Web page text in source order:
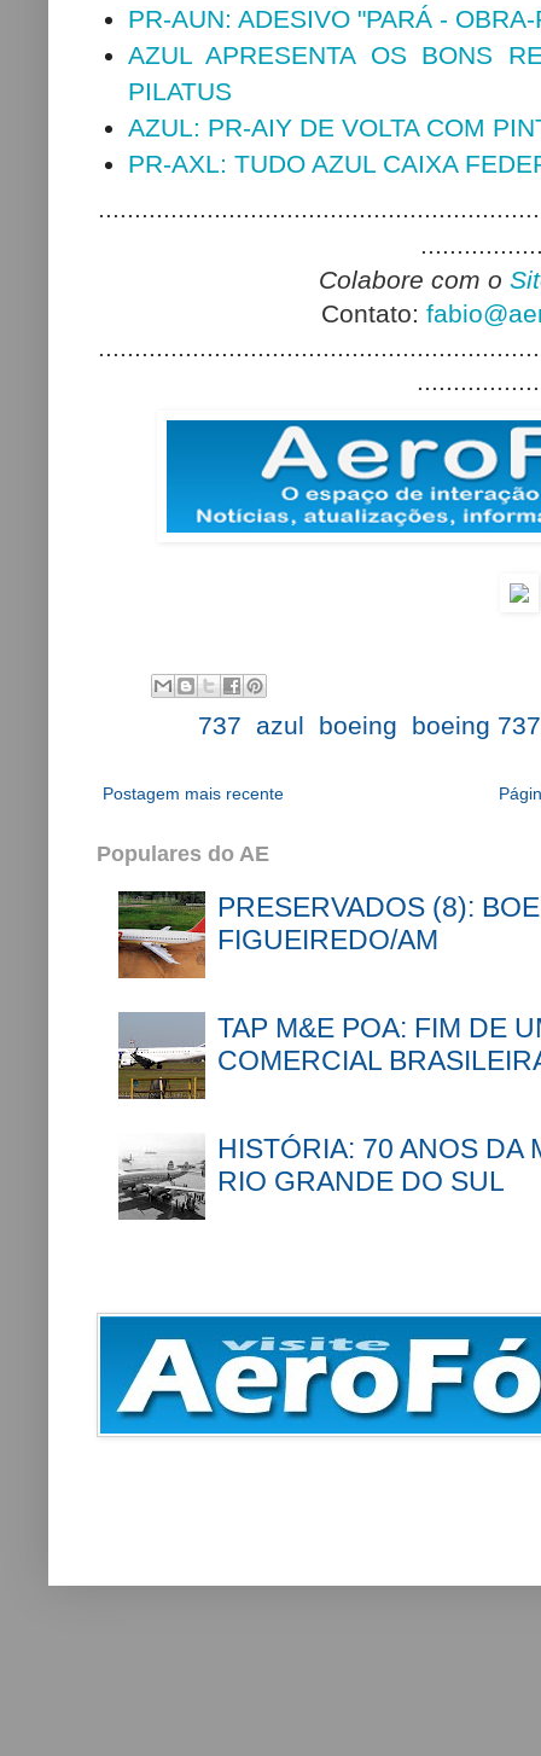
PR-AUN: ADESIVO "PARÁ -
AZUL APRESENTA OS BONS
PILATUS
AZUL: PR-AIY DE VOLTA COM
PR-AXL: TUDO AZUL CAIXA
Colabore com o
Contato:
737 azul boeing boeing 737
Postagem mais recente
Populares do AE
PRESERVADOS (8):
FIGUEIREDO/AM
TAP M&E POA: FIM DE
COMERCIAL
HISTÓRIA: 70 ANOS DA
RIO GRANDE DO SUL